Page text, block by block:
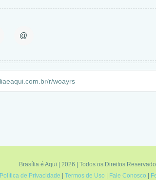
@
Brasília é Aqui | 2026 | Todos os Direitos
Política de Privacidade
Termos de Uso Fale Conosco